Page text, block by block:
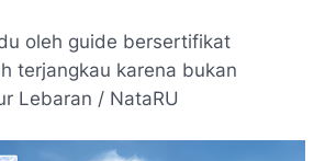
oleh guide bersertifikat
terjangkau karena bukan
Lebaran / NataRU